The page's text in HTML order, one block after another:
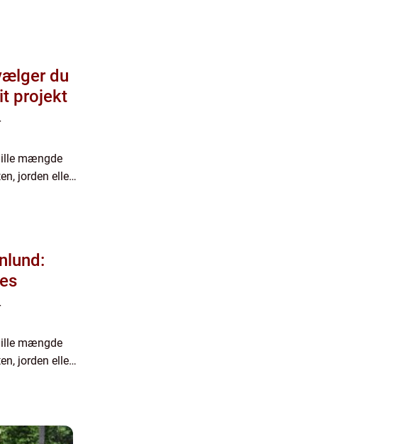
ved at
projekt
mængde
jorden eller
ved at
mængde
jorden eller